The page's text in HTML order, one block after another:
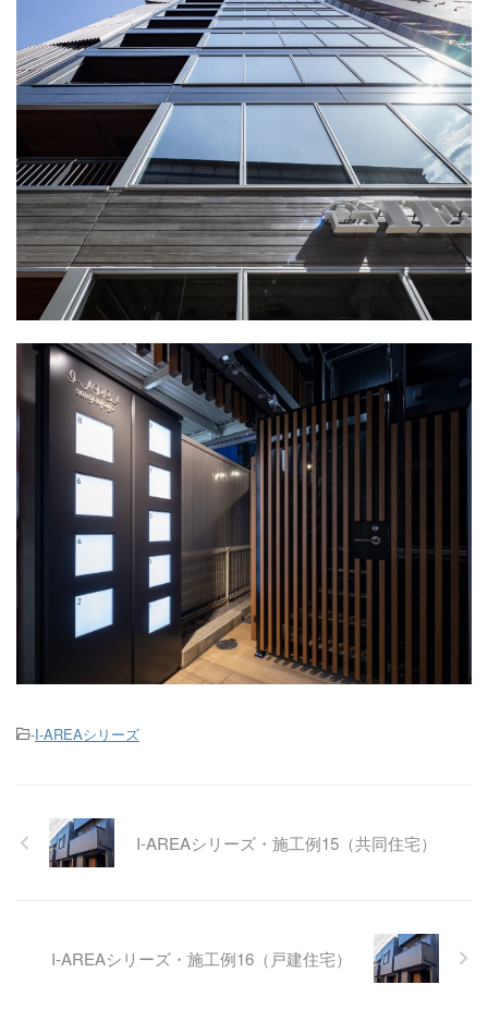
-I-AREAシリーズ
I-AREAシリーズ・施工例15（共同住宅）
I-AREAシリーズ・施工例16（戸建住宅）